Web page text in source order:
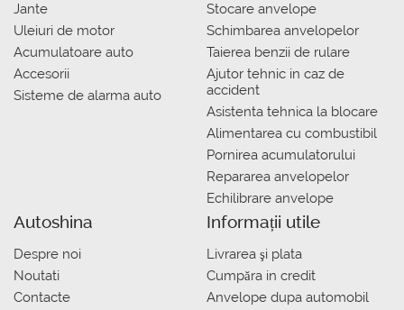
Jante
Uleiuri de motor
Acumulatoare auto
Accesorii
Sisteme de alarma auto
Stocare anvelope
Schimbarea anvelopelor
Taierea benzii de rulare
Ajutor tehnic in caz de
accident
Asistenta tehnica la blocare
Alimentarea cu combustibil
Pornirea acumulatorului
Repararea anvelopelor
Echilibrare anvelope
Autoshina
Despre noi
Noutati
Contacte
Informații utile
Livrarea şi plata
Сumpăra in credit
Anvelope dupa automobil